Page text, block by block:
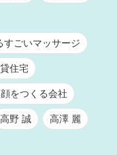
すごいマッサージ
住宅
をつくる会社
高野 誠 高澤 麗